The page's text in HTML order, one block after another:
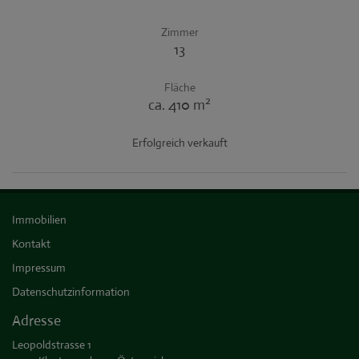
Zimmer
13
Fläche
ca. 410 m2
Erfolgreich verkauft
Immobilien
Kontakt
Impressum
Datenschutzinformation
Adresse
Leopoldstrasse 1